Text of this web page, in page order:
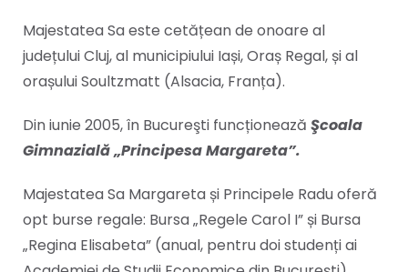
Majestatea Sa este cetățean de onoare al
județului Cluj, al municipiului Iași, Oraș Regal, și al
orașului Soultzmatt (Alsacia, Franța).
Din iunie 2005, în Bucureşti funcționează Şcoala
Gimnazială „Principesa Margareta”.
Majestatea Sa Margareta și Principele Radu oferă
opt burse regale: Bursa „Regele Carol I” și Bursa
„Regina Elisabeta” (anual, pentru doi studenți ai